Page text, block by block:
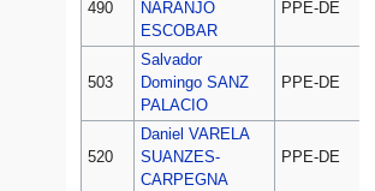
490
NARANJO
ESCOBAR
PPE-DE
503
Salvador
Domingo SANZ
PALACIO
PPE-DE
520
Daniel VARELA
SUANZES-
CARPEGNA
PPE-DE